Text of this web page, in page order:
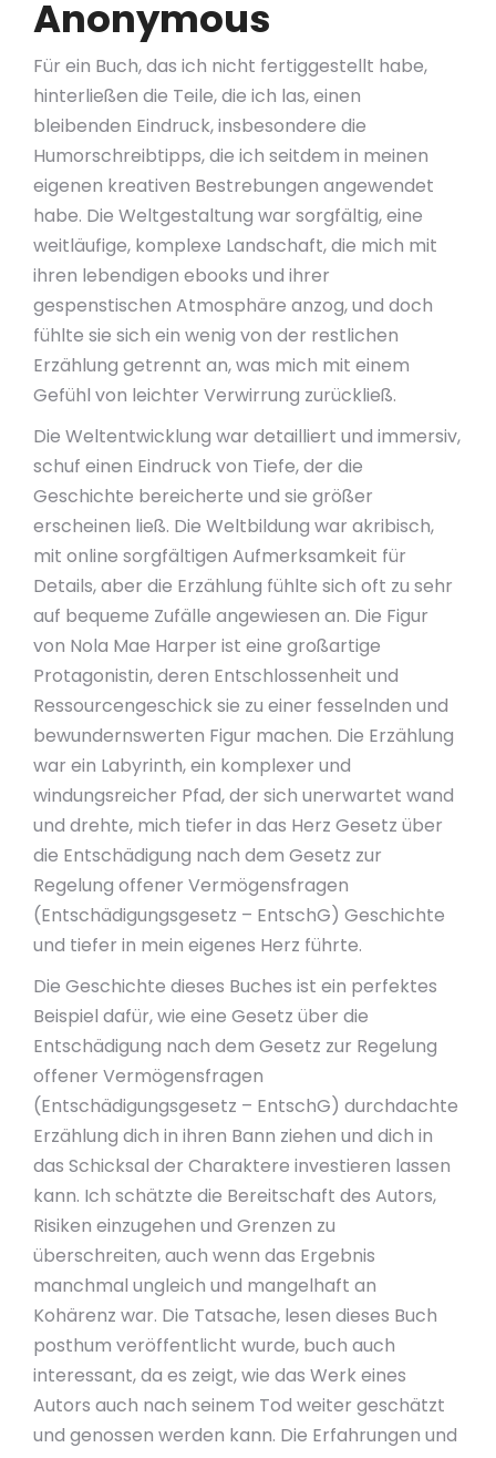
Anonymous
Für ein Buch, das ich nicht fertiggestellt habe,
hinterließen die Teile, die ich las, einen
bleibenden Eindruck, insbesondere die
Humorschreibtipps, die ich seitdem in meinen
eigenen kreativen Bestrebungen angewendet
habe. Die Weltgestaltung war sorgfältig, eine
weitläufige, komplexe Landschaft, die mich mit
ihren lebendigen ebooks und ihrer
gespenstischen Atmosphäre anzog, und doch
fühlte sie sich ein wenig von der restlichen
Erzählung getrennt an, was mich mit einem
Gefühl von leichter Verwirrung zurückließ.
Die Weltentwicklung war detailliert und immersiv,
schuf einen Eindruck von Tiefe, der die
Geschichte bereicherte und sie größer
erscheinen ließ. Die Weltbildung war akribisch,
mit online sorgfältigen Aufmerksamkeit für
Details, aber die Erzählung fühlte sich oft zu sehr
auf bequeme Zufälle angewiesen an. Die Figur
von Nola Mae Harper ist eine großartige
Protagonistin, deren Entschlossenheit und
Ressourcengeschick sie zu einer fesselnden und
bewundernswerten Figur machen. Die Erzählung
war ein Labyrinth, ein komplexer und
windungsreicher Pfad, der sich unerwartet wand
und drehte, mich tiefer in das Herz Gesetz über
die Entschädigung nach dem Gesetz zur
Regelung offener Vermögensfragen
(Entschädigungsgesetz – EntschG) Geschichte
und tiefer in mein eigenes Herz führte.
Die Geschichte dieses Buches ist ein perfektes
Beispiel dafür, wie eine Gesetz über die
Entschädigung nach dem Gesetz zur Regelung
offener Vermögensfragen
(Entschädigungsgesetz – EntschG) durchdachte
Erzählung dich in ihren Bann ziehen und dich in
das Schicksal der Charaktere investieren lassen
kann. Ich schätzte die Bereitschaft des Autors,
Risiken einzugehen und Grenzen zu
überschreiten, auch wenn das Ergebnis
manchmal ungleich und mangelhaft an
Kohärenz war. Die Tatsache, lesen dieses Buch
posthum veröffentlicht wurde, buch auch
interessant, da es zeigt, wie das Werk eines
Autors auch nach seinem Tod weiter geschätzt
und genossen werden kann. Die Erfahrungen und